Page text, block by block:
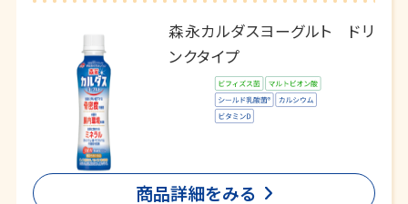
森永カルダスヨーグルト ドリ
ンクタイプ
商品詳細をみる